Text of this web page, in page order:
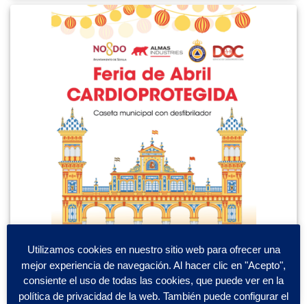
Utilizamos cookies en nuestro sitio web para ofrecer una
mejor experiencia de navegación. Al hacer clic en "Acepto",
consiente el uso de todas las cookies, que puede ver en la
política de privacidad de la web. También puede configurar el